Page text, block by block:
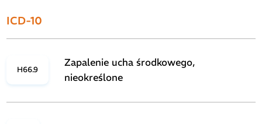
ICD-10
H66.9
Zapalenie ucha środkowego,
nieokreślone